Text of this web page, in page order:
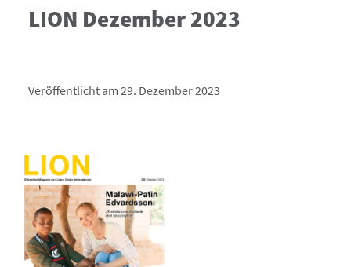
LION Dezember 2023
Veröffentlicht am 29. Dezember 2023